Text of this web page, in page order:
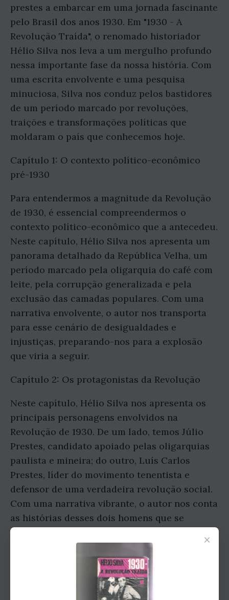
prestes a embarcar em uma jornada fascinante
pelo Brasil dos anos 1930. Em "1930 - A
Revolução Traída", o renomado historiador
Hélio Silva nos leva a um mergulho profundo
nessa importante fase da nossa história. Com
uma escrita envolvente e uma pesquisa
minuciosa, Silva nos conduz pelos bastidores
de um período marcado por revoluções,
traições e transformações políticas que
moldaram o país que conhecemos hoje.
Capítulo 1: O contexto político-econômico
pré-1930
Para entendermos a magnitude da Revolução
de 1930, é essencial compreendermos o
contexto político-econômico que a antecedeu.
Neste capítulo, Hélio Silva nos apresenta um
panorama detalhado da República Velha, um
período marcado pela oligarquia do café com
leite, pela corrupção generalizada e pela
exclusão das camadas populares. Com uma
narrativa envolvente, o autor nos transporta
para esse cenário de desigualdades e
injustiças, preparando-nos para a explosão
que viria a seguir.
Capítulo 2: Os protagonistas da Revolução
Neste capítulo, Hélio Silva nos apresenta os
principais personagens envolvidos na
Revolução de 1930. De um lado, temos Júlio
Prestes, candidato apoiado pelas oligarquias
paulista e mineira; do outro, Luís Carlos
Prestes, líder do movimento tenentista e
defensor de uma verdadeira revolução social.
Com uma narrativa vibrante, o autor nos conta
as histórias desses dois homens que se
tornaram símbolos de luta e resistência em
um Brasil à beira do caos.
Capítulo 3: A Revolução de 1930
×